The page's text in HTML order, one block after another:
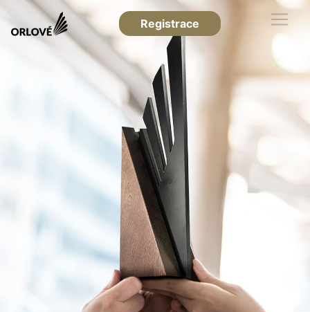
Registrace